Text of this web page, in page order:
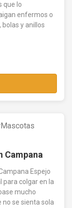
que lo
enfermos o
y anillos
Campana
Espejo
para colgar en la
mucho
se sienta sola